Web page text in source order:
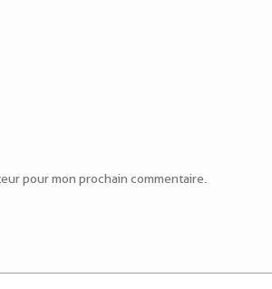
pour mon prochain commentaire.